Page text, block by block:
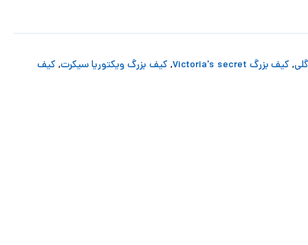
, کیف بزرگ Victoria's secret , کیف بزرگ ویکتوریا سیکرت, کیف